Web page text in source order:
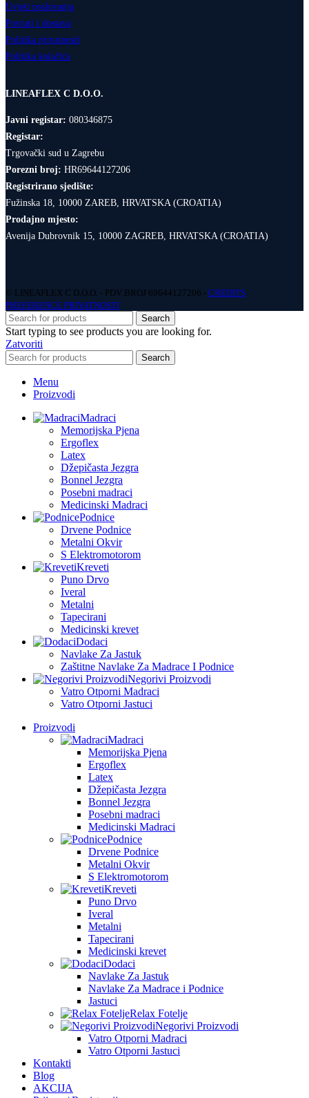
Uvjeti poslovanja
Povrati i dostava
Politika privatnosti
Politika kolačića
LINEAFLEX C D.O.O.
Javni registar: 080346875
Registar:
Trgovački sud u Zagrebu
Porezni broj: HR69644127206
Registrirano sjedište:
Fužinska 18, 10000 ZAREB, HRVATSKA (CROATIA)
Prodajno mjesto:
Avenija Dubrovnik 15, 10000 ZAGREB, HRVATSKA (CROATIA)
© LINEAFLEX C D.O.O. - PDV BROJ 69644127206 - CREDITS
PREFERENCE PRIVATNOSTI
Search
Start typing to see products you are looking for.
Zatvoriti
Search
Menu
Proizvodi
Madraci
Memorijska Pjena
Ergoflex
Latex
Džepičasta Jezgra
Bonnel Jezgra
Posebni madraci
Medicinski Madraci
Podnice
Drvene Podnice
Metalni Okvir
S Elektromotorom
Kreveti
Puno Drvo
Iveral
Metalni
Tapecirani
Medicinski krevet
Dodaci
Navlake Za Jastuk
Zaštitne Navlake Za Madrace I Podnice
Negorivi Proizvodi
Vatro Otporni Madraci
Vatro Otporni Jastuci
Proizvodi
Madraci
Memorijska Pjena
Ergoflex
Latex
Džepičasta Jezgra
Bonnel Jezgra
Posebni madraci
Medicinski Madraci
Podnice
Drvene Podnice
Metalni Okvir
S Elektromotorom
Kreveti
Puno Drvo
Iveral
Metalni
Tapecirani
Medicinski krevet
Dodaci
Navlake Za Jastuk
Navlake Za Madrace i Podnice
Jastuci
Relax Fotelje
Negorivi Proizvodi
Vatro Otporni Madraci
Vatro Otporni Jastuci
Kontakti
Blog
AKCIJA